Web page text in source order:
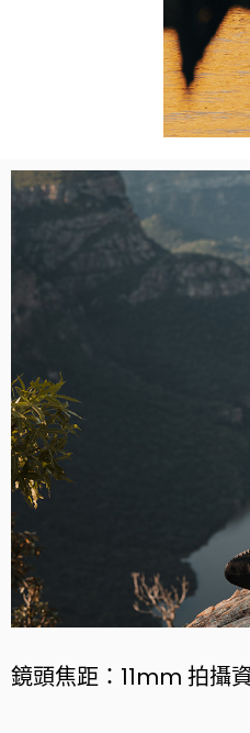
鏡頭焦距：11mm 拍攝